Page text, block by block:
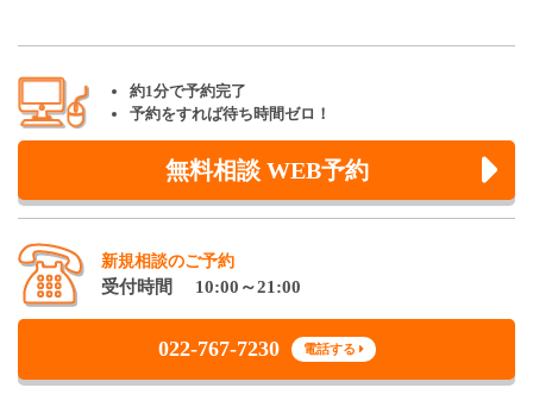
約1分で予約完了
予約をすれば待ち時間ゼロ！
無料相談 WEB予約
新規相談のご予約
受付時間 10:00～21:00
022-767-7230 電話する